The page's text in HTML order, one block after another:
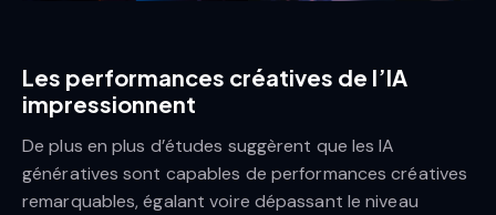
Les performances créatives de l’IA
impressionnent
De plus en plus d’études suggèrent que les IA
génératives sont capables de performances créatives
remarquables, égalant voire dépassant le niveau